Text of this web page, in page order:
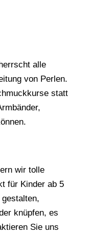
alle
von Perlen.
statt
wir tolle
für Kinder ab 5
knüpfen, es
Sie uns